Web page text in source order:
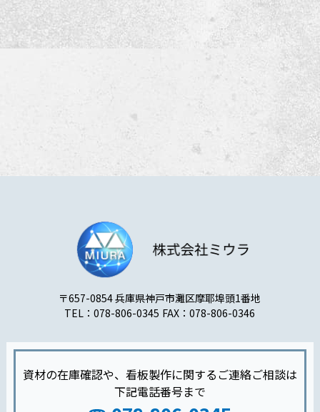
〒657-0854 兵庫県神戸市灘区摩耶埠頭1番地
TEL：078-806-0345 FAX：078-806-0346
資材の在庫確認や、看板製作に関するご連絡ご相談は
下記電話番号まで